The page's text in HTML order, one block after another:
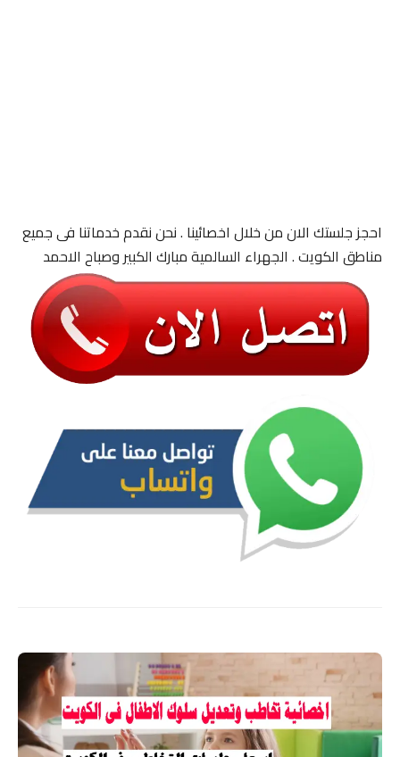
احجز جلستك الان من خلال اخصائينا . نحن نقدم خدماتنا فى جميع
مناطق الكويت . الجهراء السالمية مبارك الكبير وصباح الاحمد